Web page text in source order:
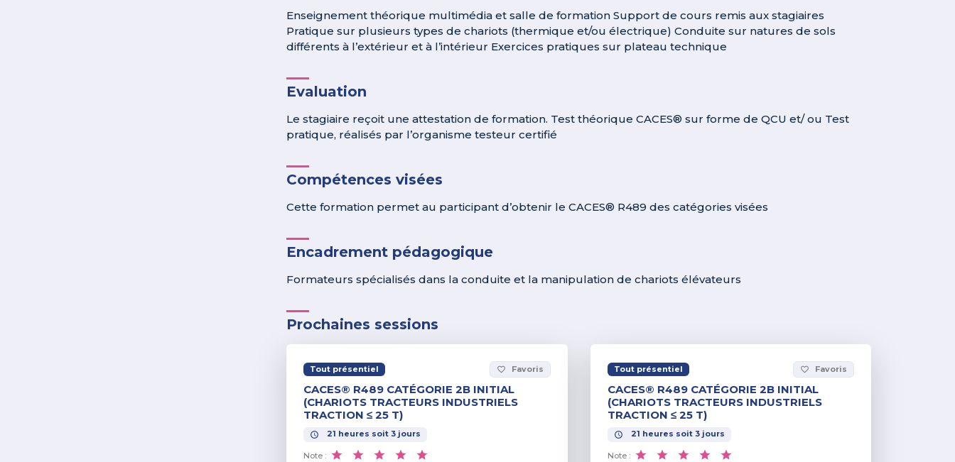
Enseignement théorique multimédia et salle de formation Support de cours remis aux stagiaires
Pratique sur plusieurs types de chariots (thermique et/ou électrique) Conduite sur natures de sols
différents à l’extérieur et à l’intérieur Exercices pratiques sur plateau technique
Evaluation
Le stagiaire reçoit une attestation de formation. Test théorique CACES® sur forme de QCU et/ ou Test
pratique, réalisés par l’organisme testeur certifié
Compétences visées
Cette formation permet au participant d’obtenir le CACES® R489 des catégories visées
Encadrement pédagogique
Formateurs spécialisés dans la conduite et la manipulation de chariots élévateurs
Prochaines sessions
Tout présentiel favorite_border Favoris
CACES® R489 CATÉGORIE 2B INITIAL
(CHARIOTS TRACTEURS INDUSTRIELS
TRACTION ≤ 25 T)
21 heures soit 3 jours
Note :
Tout présentiel favorite_border Favoris
CACES® R489 CATÉGORIE 2B INITIAL
(CHARIOTS TRACTEURS INDUSTRIELS
TRACTION ≤ 25 T)
21 heures soit 3jours
Note :